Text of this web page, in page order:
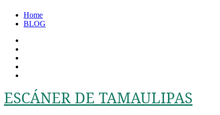
Home
BLOG
ESCÁNER DE TAMAULIPAS